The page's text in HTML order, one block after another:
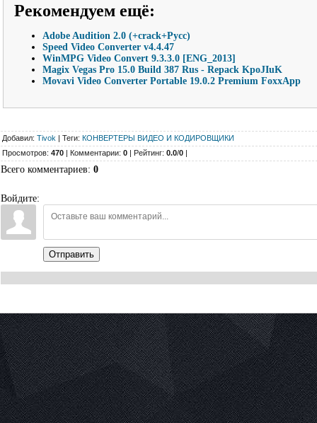
Рекомендуем ещё:
Adobe Audition 2.0 (+crack+Русс)
Speed Video Converter v4.4.47
WinMPG Video Convert 9.3.3.0 [ENG_2013]
Magix Vegas Pro 15.0 Build 387 Rus - Repack KpoJIuK
Movavi Video Converter Portable 19.0.2 Premium FoxxApp
Добавил: Tivok | Теги: КОНВЕРТЕРЫ ВИДЕО И КОДИРОВЩИКИ
Просмотров: 470 | Комментарии: 0 | Рейтинг: 0.0/0 |
Всего комментариев: 0
Войдите:
Отправить